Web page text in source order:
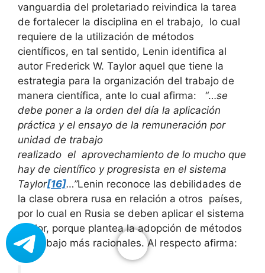
vanguardia del proletariado reivindica la tarea
de fortalecer la disciplina en el trabajo, lo cual
requiere de la utilización de métodos
científicos, en tal sentido, Lenin identifica al
autor Frederick W. Taylor aquel que tiene la
estrategia para la organización del trabajo de
manera científica, ante lo cual afirma: “…se
debe poner a la orden del día la aplicación
práctica y el ensayo de la remuneración por
unidad de trabajo
realizado el aprovechamiento de lo mucho que
hay de científico y progresista en el sistema
Taylor[16]…”Lenin reconoce las debilidades de
la clase obrera rusa en relación a otros países,
por lo cual en Rusia se deben aplicar el sistema
Taylor, porque plantea la adopción de métodos
de trabajo más racionales. Al respecto afirma: